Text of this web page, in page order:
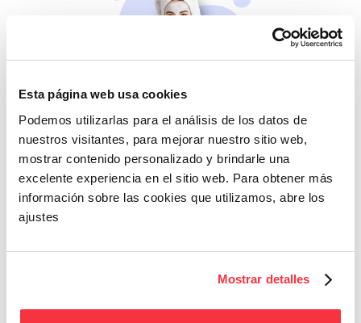
Esta página web usa cookies
Podemos utilizarlas para el análisis de los datos de
nuestros visitantes, para mejorar nuestro sitio web,
mostrar contenido personalizado y brindarle una
excelente experiencia en el sitio web. Para obtener más
información sobre las cookies que utilizamos, abre los
ajustes
Mostrar detalles
Beleza
Se não cuidares de ti
mesma, quem cuidará?